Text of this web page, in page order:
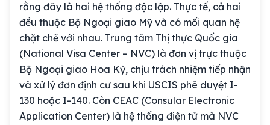
rằng đây là hai hệ thống độc lập. Thực tế, cả hai
đều thuộc Bộ Ngoại giao Mỹ và có mối quan hệ
chặt chẽ với nhau. Trung tâm Thị thực Quốc gia
(National Visa Center – NVC) là đơn vị trực thuộc
Bộ Ngoại giao Hoa Kỳ, chịu trách nhiệm tiếp nhận
và xử lý đơn định cư sau khi USCIS phê duyệt I-
130 hoặc I-140. Còn CEAC (Consular Electronic
Application Center) là hệ thống điện tử mà NVC